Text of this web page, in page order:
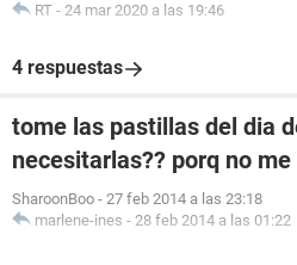
RT - 24 mar 2020 a las 19:46
4 respuestas
tome las pastillas del dia
necesitarlas?? porq no me
SharoonBoo - 27 feb 2014 a las 23:18
marlene-ines - 28 feb 2014 a las 01:22